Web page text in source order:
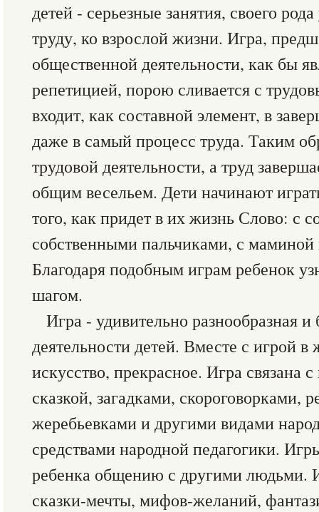
детей - серьезные занятия, своего
труду, ко взрослой жизни. Игра,
общественной деятельности, как бы
репетицией, порою сливается с
входит, как составной элемент, в
даже в самый процесс труда. Таким
трудовой деятельности, а труд
общим весельем. Дети начинают
того, как придет в их жизнь Слово: с
собственными пальчиками, с
Благодаря подобным играм ребенок
шагом.
Игра - удивительно разнообразная и
деятельности детей. Вместе с игрой в
искусство, прекрасное. Игра связана
сказкой, загадками, скороговорками,
жеребьевками и другими видами
средствами народной педагогики.
ребенка общению с другими людьми.
сказки-мечты, мифов-желаний,